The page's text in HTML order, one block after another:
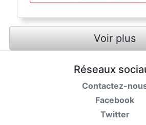
Voir plus
Réseaux
Contactez-
Facebook
Twitter